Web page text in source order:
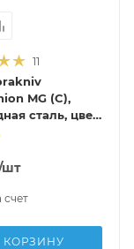
11
MG (C),
сталь, цвет
шт
счет
КОРЗИНУ